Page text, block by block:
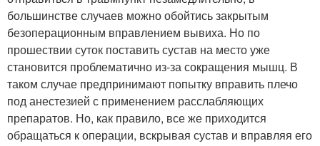
большинстве случаев можно обойтись закрытым
безоперационным вправлением вывиха. Но по
прошествии суток поставить сустав на место уже
становится проблематично из-за сокращения мышц. В
таком случае предпринимают попытку вправить плечо
под анестезией с применением расслабляющих
препаратов. Но, как правило, все же приходится
обращаться к операции, вскрывая сустав и вправляя его